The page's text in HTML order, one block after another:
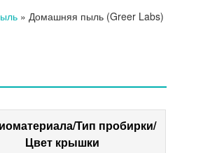
» Домашняя пыль (Greer Labs)
Тип пробирки/
Цвет крышки